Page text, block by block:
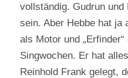
vollständig. Gudrun und
sein. Aber Hebbe hat ja
als Motor und
Singwochen. Er hat
Reinhold Frank gelegt,